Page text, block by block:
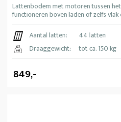
Lattenbodem met motoren tussen
functioneren boven laden of zelfs
Aantal latten:
44 latten
Draaggewicht:
tot ca. 150 kg
849,-